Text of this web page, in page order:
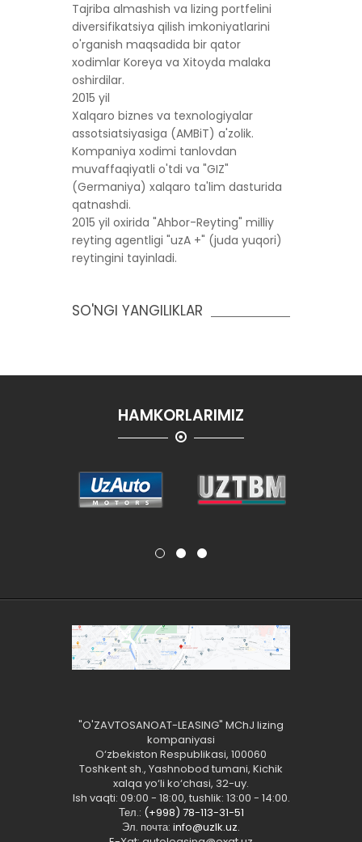
Tajriba almashish va lizing portfelini
diversifikatsiya qilish imkoniyatlarini
o'rganish maqsadida bir qator
xodimlar Koreya va Xitoyda malaka
oshirdilar.
2015 yil
Xalqaro biznes va texnologiyalar
assotsiatsiyasiga (AMBiT) a'zolik.
Kompaniya xodimi tanlovdan
muvaffaqiyatli o'tdi va "GIZ"
(Germaniya) xalqaro ta'lim dasturida
qatnashdi.
2015 yil oxirida "Ahbor-Reyting" milliy
reyting agentligi "uzA +" (juda yuqori)
reytingini tayinladi.
SO'NGI YANGILIKLAR
HAMKORLARIMIZ
"O'ZAVTOSANOAT-LEASING" MChJ lizing
kompaniyasi
O‘zbekiston Respublikasi, 100060
Toshkent sh., Yashnobod tumani, Kichik
xalqa yo‘li ko‘chasi, 32-uy.
Ish vaqti: 09:00 - 18:00, tushlik: 13:00 - 14:00.
Тел.: (+998) 78-113-31-51
Эл. почта: info@uzlk.uz.